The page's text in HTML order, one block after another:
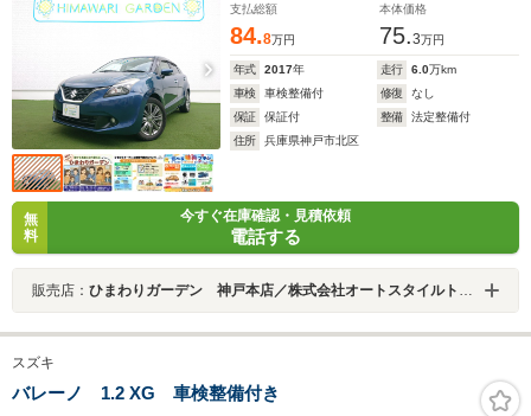
支払総額
84.8万円
本体価格
75.3万円
年式 2017年 走行 6.0万km
車検
車検整備付 修復
なし
保証
保証付 整備
法定整備付
住所
兵庫県神戸市北区
無
料
今すぐ在庫確認・見積依頼
電話する
販売店： ひまわりガーデン 神戸本店／株式会社オートスタイルトレーディング
スズキ
バレーノ 1.2 XG 車検整備付き